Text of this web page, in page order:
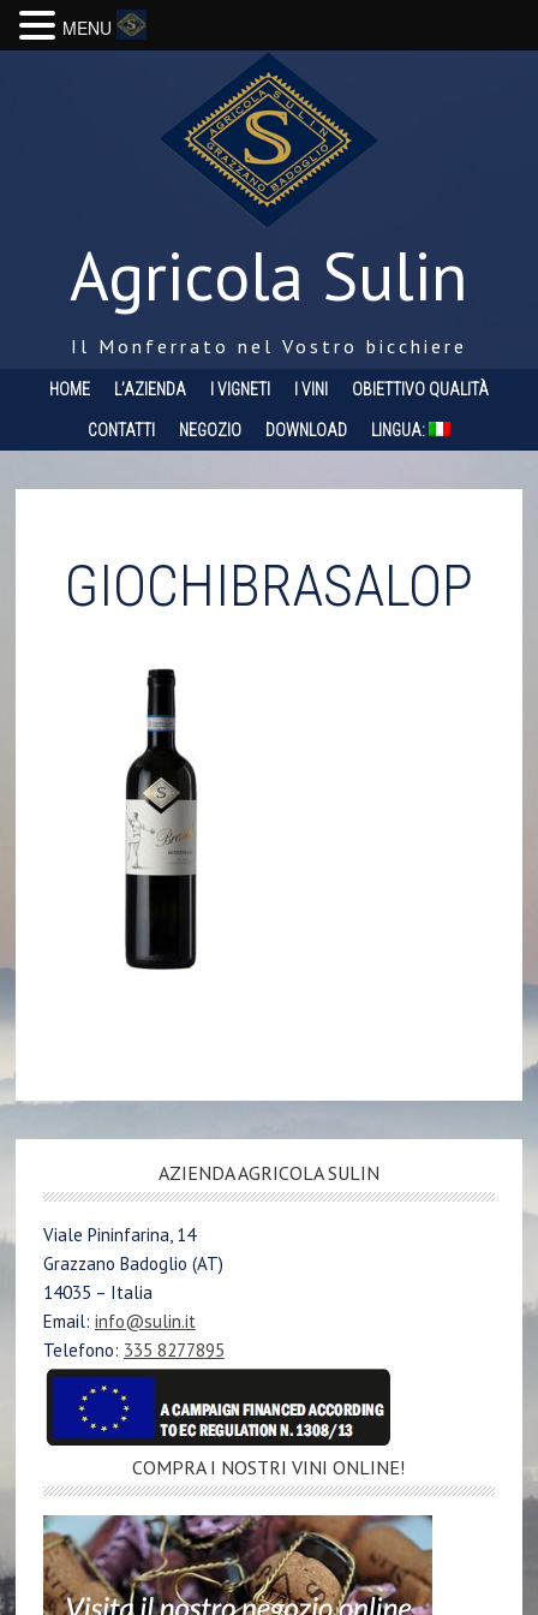
Agricola Sulin
Il Monferrato nel Vostro bicchiere
HOME L’AZIENDA I VIGNETI I VINI OBIETTIVO QUALITÀ
CONTATTI NEGOZIO DOWNLOAD LINGUA:
GIOCHIBRASALOP
AZIENDA AGRICOLA SULIN
Viale Pininfarina, 14
Grazzano Badoglio (AT)
14035 – Italia
Email: info@sulin.it
Telefono: 335 8277895
COMPRA I NOSTRI VINI ONLINE!
MENU